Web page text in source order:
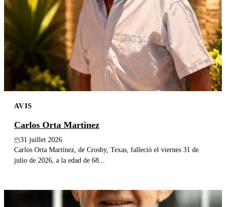
AVIS
Carlos Orta Martinez
31 juillet 2026
Carlos Orta Martínez, de Crosby, Texas, falleció el viernes 31 de
julio de 2026, a la edad de 68...